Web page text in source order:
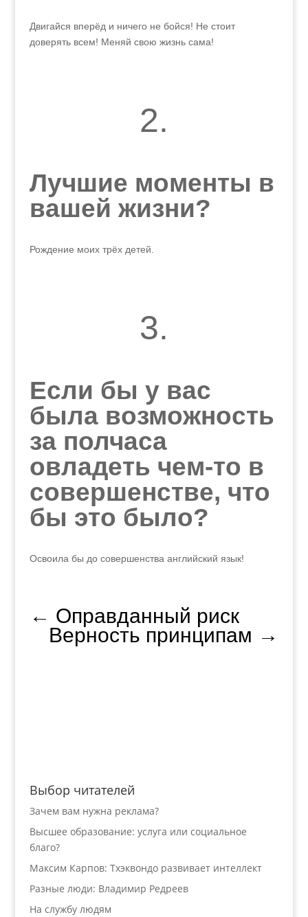
Двигайся вперёд и ничего не бойся! Не стоит
доверять всем! Меняй свою жизнь сама!
2.
Лучшие моменты в
вашей жизни?
Рождение моих трёх детей.
3.
Если бы у вас
была возможность
за полчаса
овладеть чем-то в
совершенстве, что
бы это было?
Освоила бы до совершенства английский язык!
← Оправданный риск
Верность принципам →
Выбор читателей
Зачем вам нужна реклама?
Высшее образование: услуга или социальное
благо?
Максим Карпов: Тхэквондо развивает интеллект
Разные люди: Владимир Редреев
На службу людям